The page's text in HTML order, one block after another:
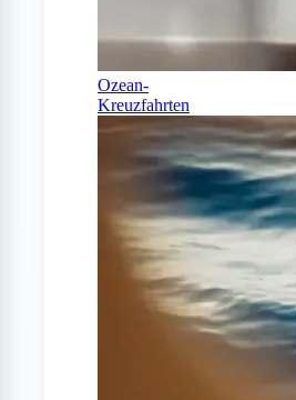
Ozean-
Kreuzfahrten